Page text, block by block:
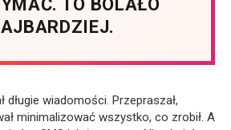
TO BOLAŁO
długie wiadomości. Przepraszał,
minimalizować wszystko, co zrobił. A